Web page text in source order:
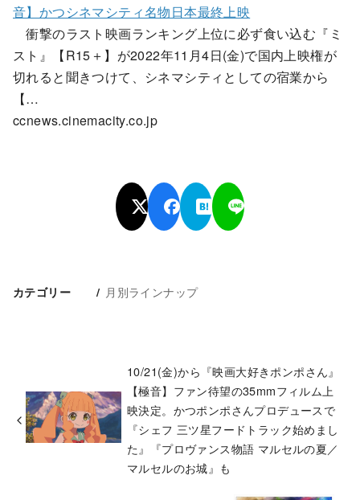
音】かつシネマシティ名物日本最終上映
衝撃のラスト映画ランキング上位に必ず食い込む『ミ
スト』【R15＋】が2022年11月4日(金)で国内上映権が
切れると聞きつけて、シネマシティとしての宿業から
【…
ccnews.cinemacity.co.jp
カテゴリー 月別ラインナップ
10/21(金)から『映画大好きポンポさん』
【極音】ファン待望の35mmフィルム上
映決定。かつポンポさんプロデュースで
『シェフ 三ツ星フードトラック始めまし
た』『プロヴァンス物語 マルセルの夏／
マルセルのお城』も